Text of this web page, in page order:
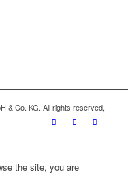
& Co. KG. All rights reserved,
the site, you are